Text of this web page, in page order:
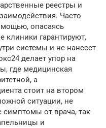
реестры и
Часто
опасаясь
клиники гарантируют,
системы и не нанесет
делает упор на
где медицинская
а
стоит на втором
ситуации, не
симптомы от врача, так
и